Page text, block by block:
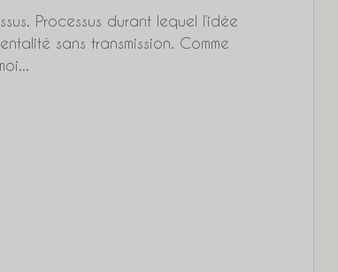
Processus durant lequel l’idée
sans transmission. Comme